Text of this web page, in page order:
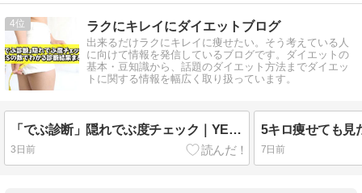
4 ラクにキレイにダイエットブログ
出来るだけラクにキレイに痩せたい。そう考えている人
に向けて情報を発信しているブログです。ダイエットの
基本・豆知識から、話題のダイエット方法までダイエッ
トに関する情報を幅広く取り扱っています。
「でぶ診断」隠れでぶ度チェック｜YESの数でわかる診断結果まとめ
3日前 7日前